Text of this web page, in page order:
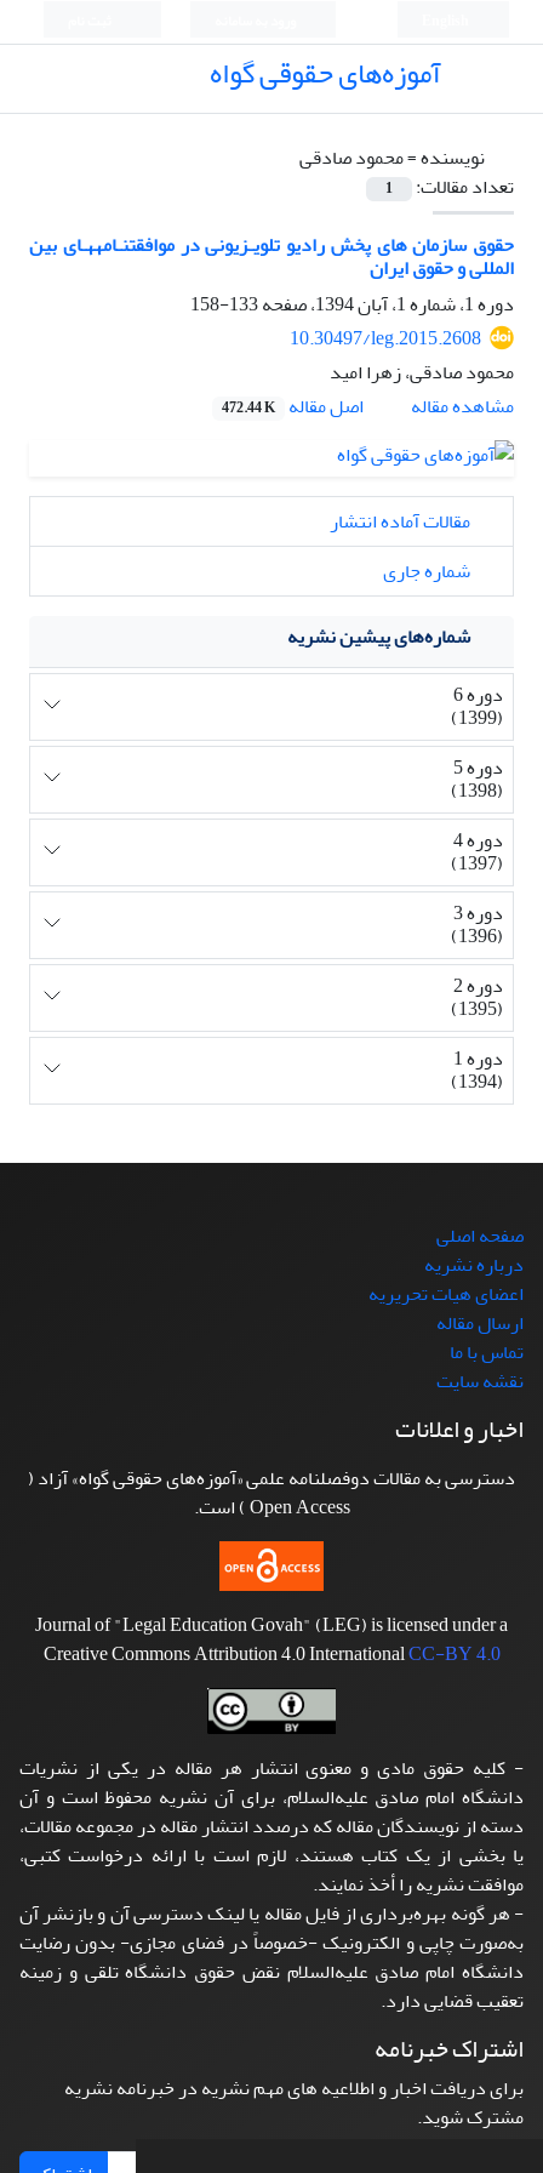
آموزه‌های حقوقی گواه
نویسنده =محمود صادقی
تعداد مقالات:
1
حقوق سازمان های پخش رادیو تلویـزیونی در موافقتنـامههـای بین
المللی و حقوق ایران
دوره 1، شماره 1، آبان 1394، صفحه
133-158
10.30497/leg.2015.2608
محمود صادقی، زهرا امید
مشاهده مقاله
اصل مقاله 472.44 K
مقالات آماده انتشار
شماره جاری
شماره‌های پیشین نشریه
دوره 6
(1399)
دوره 5
(1398)
دوره 4
(1397)
دوره 3
(1396)
دوره 2
(1395)
دوره 1
(1394)
صفحه اصلی
درباره نشریه
اعضای هیات تحریریه
ارسال مقاله
تماس با ما
نقشه سایت
اخبار و اعلانات
دسترسی به مقالات دوفصلنامه علمی «آموزه‌های حقوقی گواه» آزاد (
Open Access ) است.
Journal of "Legal Education Govah" (LEG) is licensed under a
Creative Commons Attribution 4.0 InternationalCC-BY 4.0
- کلیه حقوق مادی و معنوی انتشار هر مقاله در یکی از نشریات
دانشگاه امام صادق علیه‌السلام، برای آن نشریه محفوظ است و آن
دسته از نویسندگان مقاله که درصدد انتشار مقاله در مجموعه مقالات،
یا بخشی از یک کتاب هستند، لازم است با ارائه درخواست کتبی،
موافقت نشریه را أخذ نمایند.
- هر گونه بهره‌برداری از فایل مقاله یا لینک دسترسی آن و بازنشر آن
به‌صورت چاپی و الکترونیک -خصوصاً در فضای مجازی- بدون رضایت
دانشگاه امام صادق علیه‌السلام نقض حقوق دانشگاه تلقی و زمینه
تعقیب قضایی دارد.
اشتراک خبرنامه
برای دریافت اخبار و اطلاعیه های مهم نشریه در خبرنامه نشریه
مشترک شوید.